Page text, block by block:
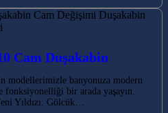
Cam Duşakabin
modellerimizle banyonuza modern
fonksiyonelliği bir arada yaşayın.
Yıldızı: Gölcük…